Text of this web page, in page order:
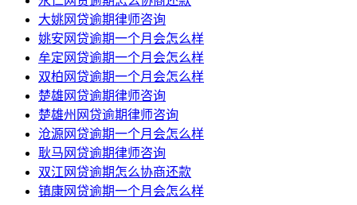
大姚网贷逾期律师咨询
姚安网贷逾期一个月会怎么样
牟定网贷逾期一个月会怎么样
双柏网贷逾期一个月会怎么样
楚雄网贷逾期律师咨询
楚雄州网贷逾期律师咨询
沧源网贷逾期一个月会怎么样
耿马网贷逾期律师咨询
双江网贷逾期怎么协商还款
镇康网贷逾期一个月会怎么样